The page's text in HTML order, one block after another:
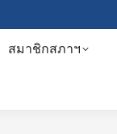
สมาชิกสภาฯ